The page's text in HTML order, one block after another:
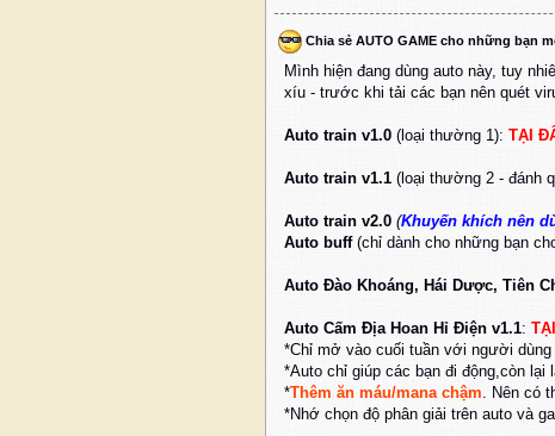
Chia sẻ AUTO GAME cho những bạn
Mình hiện đang dùng auto này, tuy
xíu - trước khi tải các bạn nên quét
Auto train v1.0 (loại thường 1): TẠI
Auto train v1.1 (loại thường 2 - đánh
Auto train v2.0 (Khuyến khích nên
Auto buff(chỉ dành cho những bạn
Auto Đào Khoáng, Hái Dược, Tiên
Auto Cấm Địa Hoan Hỉ Điện v1.1:
*Chỉ mở vào cuối tuần với người dùng
*Auto chỉ giúp các bạn đi động,còn
*Thêm ăn máu/mana chậm. Nên có
*Nhớ chọn độ phân giải trên auto và